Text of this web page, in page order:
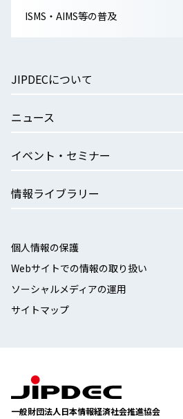
ISMS・AIMS等の普及
JIPDECについて
ニュース
イベント・セミナー
情報ライブラリー
個人情報の保護
Webサイトでの情報の取り扱い
ソーシャルメディアの運用
サイトマップ
一般財団法人日本情報経済社会推進協会